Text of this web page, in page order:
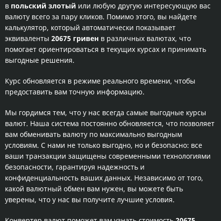
в польский злотый или любую другую интересующую вас
валюту всего за пару кликов. Помимо этого, вы найдете
калькулятор, который автоматически показывает
эквиваленты 20675 гривен в различных валютах, что
помогает ориентироваться в текущих курсах и принимать
выгодные решения.
Курс обновляется в режиме реального времени, чтобы
предоставить вам точную информацию.
Мы гордимся тем, что у нас всегда самые выгодные курсы
валют. Наша система постоянно обновляется, что позволяет
вам обменивать валюту по максимально выгодным
условиям. С нами не только выгодно, но и безопасно: все
ваши транзакции защищены современными технологиями
безопасности, гарантируя надежность и
конфиденциальность ваших данных. Независимо от того,
какой валютный обмен вам нужен, вы можете быть
уверены, что у нас вы получите лучшие условия.